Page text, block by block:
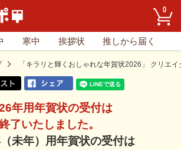
0
寒中 挨拶状 推しから届く
「キラリと輝くおしゃれな年賀状2026」 クリエイ
年用年賀状の受付は
了いたしました。
未年）用年賀状の受付は